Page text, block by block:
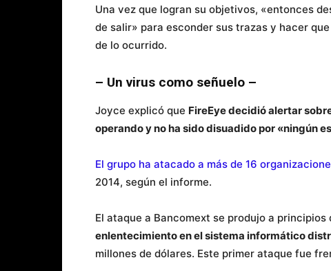
Una vez que logran su objetivos, «entonces
de salir» para esconder sus trazas y hacer
de lo ocurrido.
– Un virus como señuelo –
Joyce explicó que FireEye decidió alertar
operando y no ha sido disuadido por «ningún
El grupo ha atacado a más de 16
2014, según el informe.
El ataque a Bancomext se produjo a principios
enlentecimiento en el sistema informático
millones de dólares. Este primer ataque fue